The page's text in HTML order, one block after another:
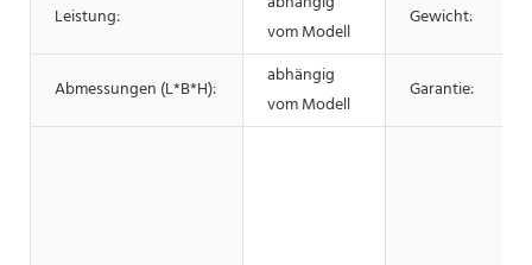
Leistung:
vom Modell
Gewicht:
Abmessungen (L*B*H):
abhängig
vom Modell
Garantie: